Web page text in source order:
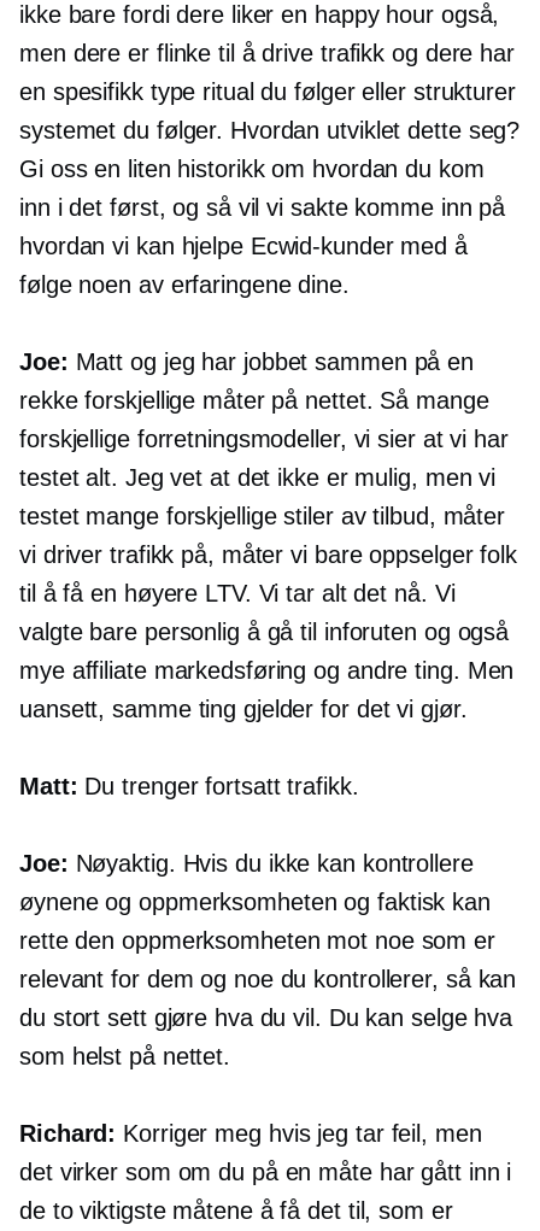
ikke bare fordi dere liker en happy hour også,
men dere er flinke til å drive trafikk og dere har
en spesifikk type ritual du følger eller strukturer
systemet du følger. Hvordan utviklet dette seg?
Gi oss en liten historikk om hvordan du kom
inn i det først, og så vil vi sakte komme inn på
hvordan vi kan hjelpe Ecwid-kunder med å
følge noen av erfaringene dine.
Joe: Matt og jeg har jobbet sammen på en
rekke forskjellige måter på nettet. Så mange
forskjellige forretningsmodeller, vi sier at vi har
testet alt. Jeg vet at det ikke er mulig, men vi
testet mange forskjellige stiler av tilbud, måter
vi driver trafikk på, måter vi bare oppselger folk
til å få en høyere LTV. Vi tar alt det nå. Vi
valgte bare personlig å gå til inforuten og også
mye affiliate markedsføring og andre ting. Men
uansett, samme ting gjelder for det vi gjør.
Matt: Du trenger fortsatt trafikk.
Joe: Nøyaktig. Hvis du ikke kan kontrollere
øynene og oppmerksomheten og faktisk kan
rette den oppmerksomheten mot noe som er
relevant for dem og noe du kontrollerer, så kan
du stort sett gjøre hva du vil. Du kan selge hva
som helst på nettet.
Richard: Korriger meg hvis jeg tar feil, men
det virker som om du på en måte har gått inn i
de to viktigste måtene å få det til, som er